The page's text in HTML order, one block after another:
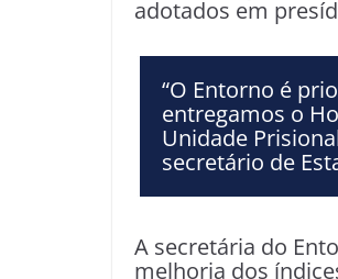
adotados em
“O Entorno é
entregamos o
Unidade
secretário de
A secretária do
melhoria dos